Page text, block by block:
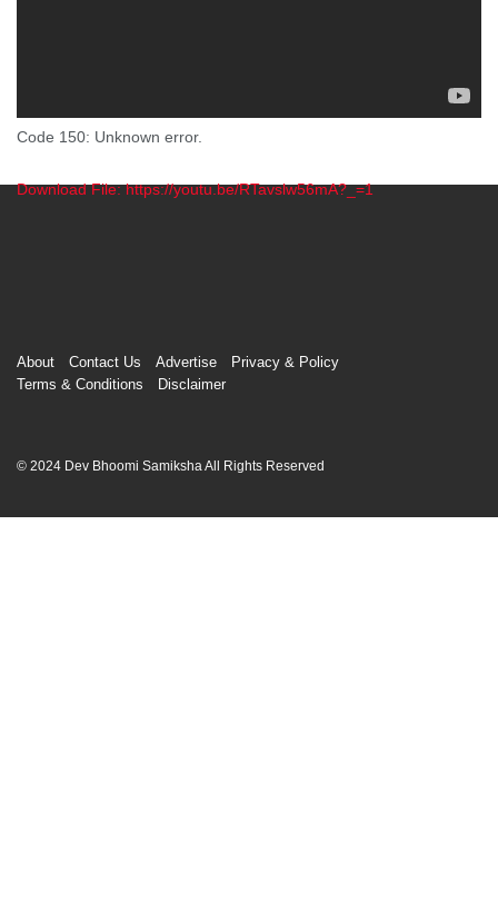
Code 150: Unknown error.
Download File: https://youtu.be/RTavslw56mA?_=1
About Contact Us Advertise
Privacy & Policy
Terms & Conditions
Disclaimer
© 2024 Dev Bhoomi Samiksha All Rights Reserved